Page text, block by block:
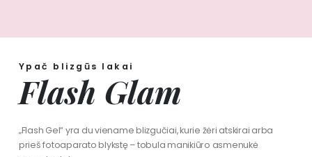
Ypač blizgūs lakai
Flash Glam
„Flash Gel“ yra du viename blizgučiai, kurie žėri atskirai arba
prieš fotoaparato blykstę – tobula manikiūro asmenukė